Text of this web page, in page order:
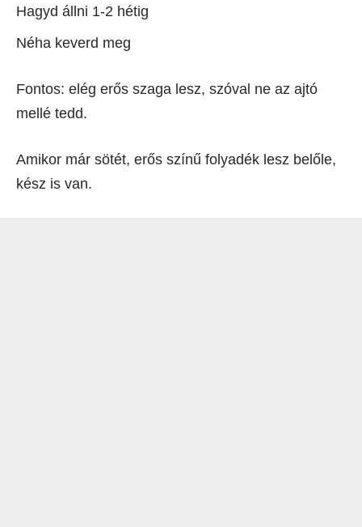
Hagyd állni 1-2 hétig
Néha keverd meg
Fontos: elég erős szaga lesz, szóval ne az ajtó
mellé tedd.
Amikor már sötét, erős színű folyadék lesz belőle,
kész is van.